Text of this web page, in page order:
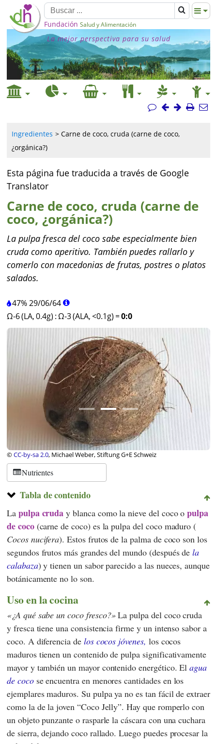
Fundación Salud y Alimentación
La mejor perspectiva para su salud
Ingredientes
Carne de coco, cruda (carne de coco,
¿orgánica?)
Esta página fue traducida a través de Google
Translator
Carne de coco, cruda (carne de
coco, ¿orgánica?)
La pulpa fresca del coco sabe especialmente bien
cruda como aperitivo. También puedes rallarlo y
comerlo con macedonias de frutas, postres o platos
salados.
47%29/06/64
Ω-6 (LA, 0.4g) :Ω-3 (ALA, <0.1g) =0:0
©CC-by-sa 2.0, Michael Weber, Stiftung G+E Schweiz
Nutrientes
Tabla de contenido
La pulpa cruda y blanca como la nieve del coco opulpa
de coco(carne de coco) es la pulpa del coco maduro (
Cocos nucifera). Estos frutos de la palma de coco son los
segundos frutos más grandes del mundo (después dela
calabaza) y tienen un sabor parecido a las nueces, aunque
botánicamente no lo son.
Uso en la cocina
¿A qué sabe un coco fresco? La pulpa del coco cruda
y fresca tiene una consistencia firme y un intenso sabor a
coco. A diferencia de los cocos jóvenes, los cocos
maduros tienen un contenido de pulpa significativamente
mayor y también un mayor contenido energético. Elagua
de cocose encuentra en menores cantidades en los
ejemplares maduros. Su pulpa ya no es tan fácil de extraer
como la de la joven “Coco Jelly”. Hay que romperlo con
un objeto punzante o rasparle la cáscara con una cuchara
de sierra, dejando coco rallado. Luego puedes procesar la